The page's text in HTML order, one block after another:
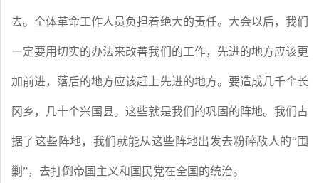
去。全体革命工作人员负担着绝大的责任。大会以后，我们
一定要用切实的办法来改善我们的工作，先进的地方应该更
加前进，落后的地方应该赶上先进的地方。要造成几千个长
冈乡，几十个兴国县。这些就是我们的巩固的阵地。我们占
据了这些阵地，我们就能从这些阵地出发去粉碎敌人的“围
剿”，去打倒帝国主义和国民党在全国的统治。